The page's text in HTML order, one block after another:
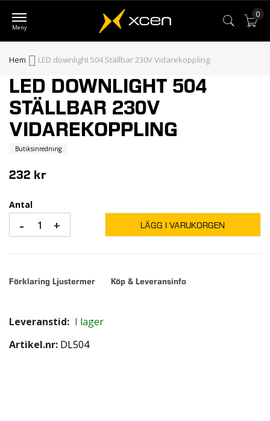
0
Hem LED downlight 504 Ställbar 230V Vidarekoppling
Skip
to
the
end
of
the
gallery
Skip
to
the
beginning
of
the
gallery
LED DOWNLIGHT 504
STÄLLBAR 230V
VIDAREKOPPLING
Butiksinredning
232 kr
Antal
- + LÄGG I VARUKORGEN
Förklaring Ljustermer Köp & Leveransinfo
Leveranstid: I lager
Artikel.nr DL504